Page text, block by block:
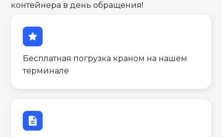
контейнера в день обращения!
star
Бесплатная погрузка краном на нашем
терминале
description